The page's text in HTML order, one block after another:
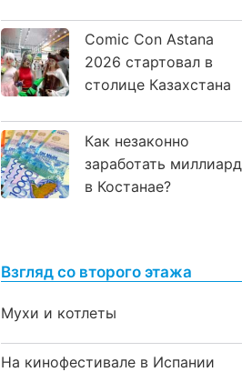
Comic Con Astana
2026 стартовал в
столице Казахстана
Как незаконно
заработать миллиард
в Костанае?
Взгляд со второго этажа
Мухи и котлеты
На кинофестивале в Испании